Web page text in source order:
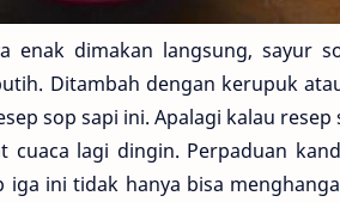
enak dimakan langsung, sayur
Ditambah dengan kerupuk
sop sapi ini. Apalagi kalau
cuaca lagi dingin. Perpaduan
ini tidak hanya bisa